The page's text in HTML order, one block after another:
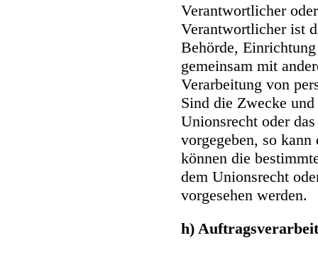
Verantwortlicher
Verantwortlicher ist
Behörde,
gemeinsam mit
Verarbeitung von
Sind die Zwecke
Unionsrecht oder
vorgegeben, so
können die
dem Unionsrecht
vorgesehen werden.
h)